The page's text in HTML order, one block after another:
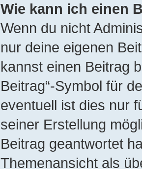
Wie kann ich einen
Wenn du nicht
nur deine eigenen
kannst einen Beitrag
Beitrag“-Symbol für
eventuell ist dies nur
seiner Erstellung
Beitrag geantwortet
Themenansicht als